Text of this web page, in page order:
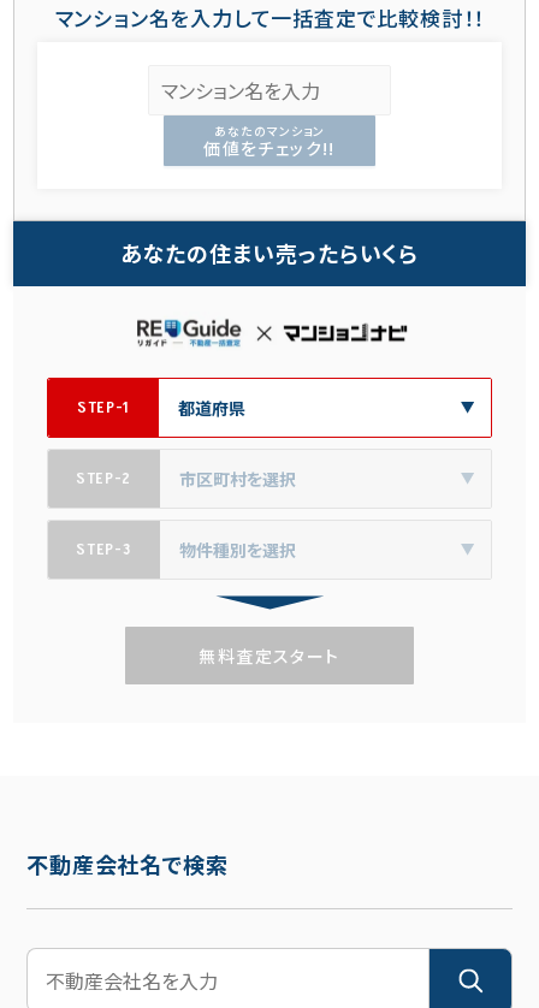
マンション名を入力して一括査定で比較検討！！
あなたのマンション
価値をチェック!!
あなたの住まい売ったらいくら
STEP-1
STEP-2
STEP-3
無料査定スタート
不動産会社名で検索